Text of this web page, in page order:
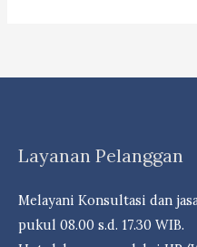
Agar
Dapat
Pailit/Bangkrut
?
Layanan Pelanggan
Melayani Konsultasi dan
pukul 08.00 s.d. 17.30 WIB.